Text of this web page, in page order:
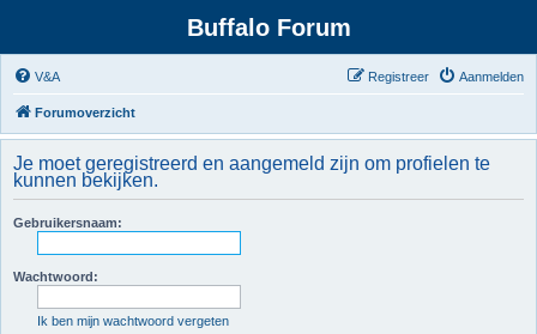
Buffalo Forum
V&A Aanmelden
Registreer
Forumoverzicht
Je moet geregistreerd en aangemeld zijn om profielen te
kunnen bekijken.
Gebruikersnaam:
Wachtwoord:
Ik ben mijn wachtwoord vergeten